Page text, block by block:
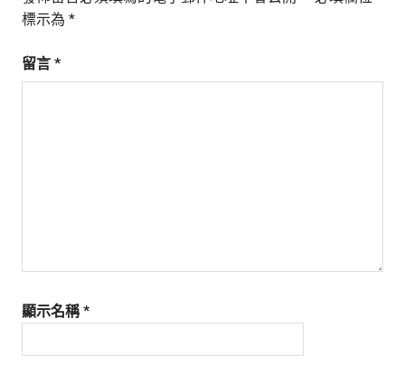
標示為 *
留言 *
顯示名稱*